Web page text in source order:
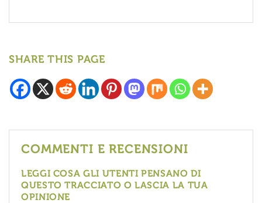
SHARE THIS PAGE
COMMENTI E RECENSIONI
LEGGI COSA GLI UTENTI PENSANO DI
QUESTO TRACCIATO O LASCIA LA TUA
OPINIONE